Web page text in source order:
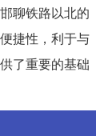
聊铁路以北的
捷性，利于与
了重要的基础